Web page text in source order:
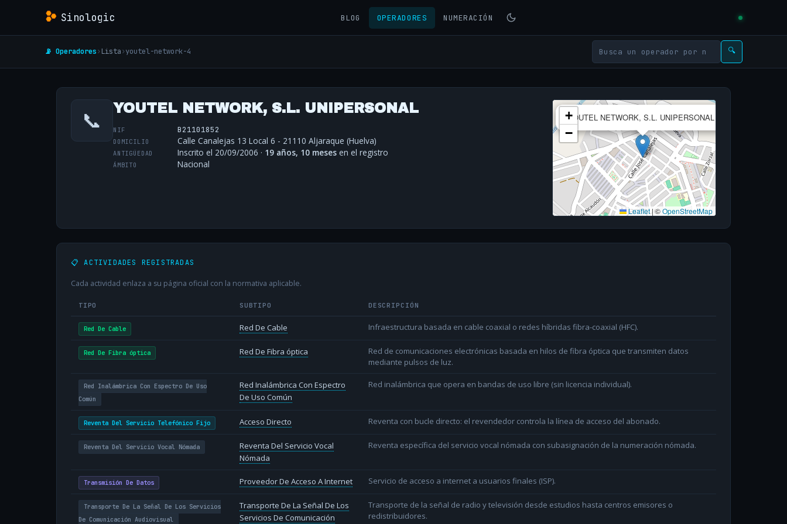
Sinologic BLOG OPERADORES NUMERACIÓN
📡 Operadores› Lista›youtel-network-4 🔍
📞 YOUTEL NETWORK, S.L. UNIPERSONAL
NIF B21101852
DOMICILIO Calle Canalejas 13 Local 6 - 21110 Aljaraque (Huelva)
ANTIGÜEDAD Inscrito el 20/09/2006 · 19 años, 10 meses en el registro
ÁMBITO Nacional
YOUTEL NETWORK, S.L. UNIPERSONAL
+
−
Leaflet|©OpenStreetMap
📋 ACTIVIDADES REGISTRADAS
Cada actividad enlaza a su página oficial con la normativa aplicable.
TIPO SUBTIPO DESCRIPCIÓN
Red De Cable Red De Cable Infraestructura basada en cable coaxial o redes híbridas fibra-coaxial (HFC).
Red De Fibra óptica Red De Fibra óptica
Red de comunicaciones electrónicas basada en hilos de fibra óptica que transmiten datos
mediante pulsos de luz.
Red Inalámbrica Con Espectro De Uso
Común
Red Inalámbrica Con Espectro
De Uso Común
Red inalámbrica que opera en bandas de uso libre (sin licencia individual).
Reventa Del Servicio Telefónico Fijo Acceso Directo Reventa con bucle directo: el revendedor controla la línea de acceso del abonado.
Reventa Del Servicio Vocal Nómada
Reventa Del Servicio Vocal
Nómada
Reventa específica del servicio vocal nómada con subasignación de la numeración nómada.
Transmisión De Datos Proveedor De Acceso A Internet Servicio de acceso a internet a usuarios finales (ISP).
Transporte De La Señal De Los Servicios
De Comunicación Audiovisual
Transporte De La Señal De Los
Servicios De Comunicación
Transporte de la señal de radio y televisión desde estudios hasta centros emisores o
redistribuidores.